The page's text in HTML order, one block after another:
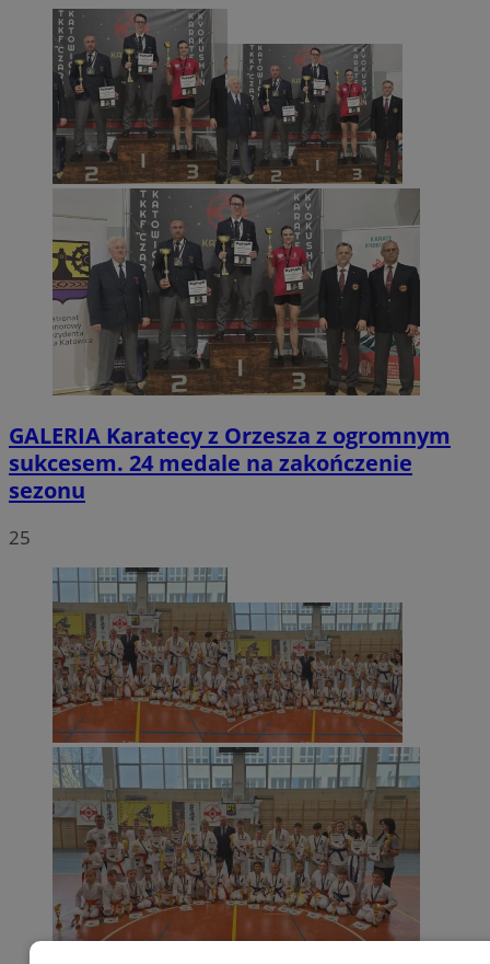
GALERIA Karatecy z Orzesza z ogromnym
sukcesem. 24 medale na zakończenie
sezonu
25